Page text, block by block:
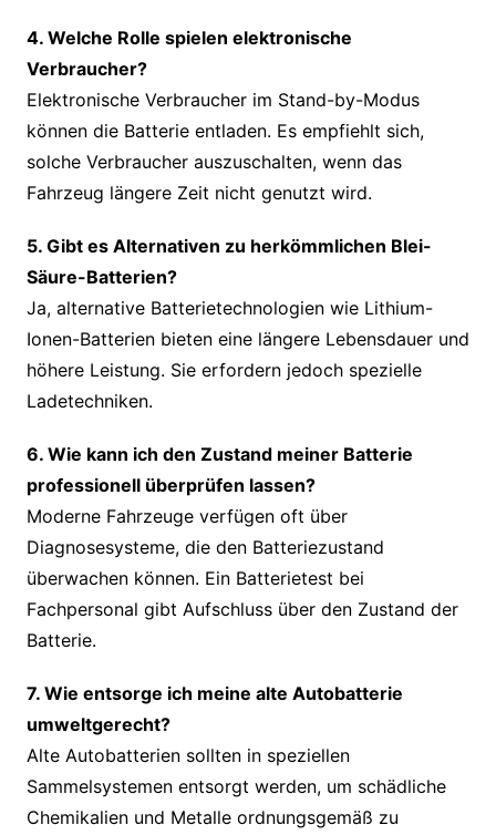
4. Welche Rolle spielen elektronische
Verbraucher?
Elektronische Verbraucher im Stand-by-Modus
können die Batterie entladen. Es empfiehlt sich,
solche Verbraucher auszuschalten, wenn das
Fahrzeug längere Zeit nicht genutzt wird.
5. Gibt es Alternativen zu herkömmlichen Blei-
Säure-Batterien?
Ja, alternative Batterietechnologien wie Lithium-
Ionen-Batterien bieten eine längere Lebensdauer und
höhere Leistung. Sie erfordern jedoch spezielle
Ladetechniken.
6. Wie kann ich den Zustand meiner Batterie
professionell überprüfen lassen?
Moderne Fahrzeuge verfügen oft über
Diagnosesysteme, die den Batteriezustand
überwachen können. Ein Batterietest bei
Fachpersonal gibt Aufschluss über den Zustand der
Batterie.
7. Wie entsorge ich meine alte Autobatterie
umweltgerecht?
Alte Autobatterien sollten in speziellen
Sammelsystemen entsorgt werden, um schädliche
Chemikalien und Metalle ordnungsgemäß zu